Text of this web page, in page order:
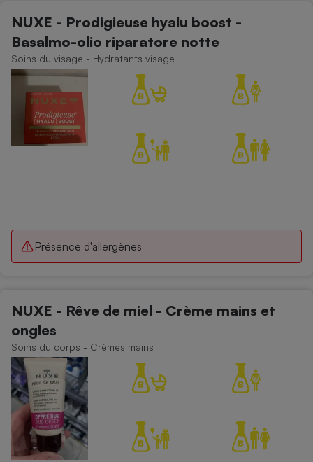
NUXE - Prodigieuse hyalu boost -
Basalmo-olio riparatore notte
Soins du visage - Hydratants visage
Présence d'allergènes
NUXE - Rêve de miel - Crème mains et
ongles
Soins du corps - Crèmes mains